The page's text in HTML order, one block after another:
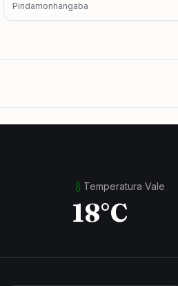
Pindamonhangaba
Temperatura Vale
18°C